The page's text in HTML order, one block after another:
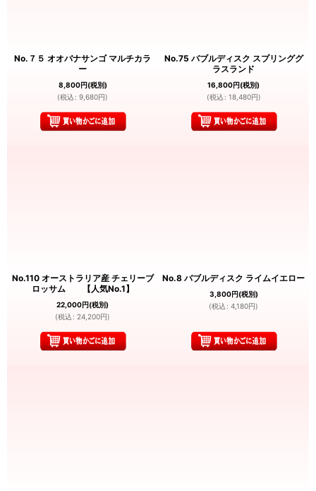
No.７５ オオバナサンゴ マルチカラ
ー
8,800円(税別)
(税込 : 9,680円)
No.75 バブルディスク スプリンググ
ラスランド
16,800円(税別)
(税込 : 18,480円)
No.110 オーストラリア産 チェリーブ
ロッサム 【人気No.1】
22,000円(税別)
(税込 : 24,200円)
No.8 バブルディスク ライムイエロー
3,800円(税別)
(税込 : 4,180円)